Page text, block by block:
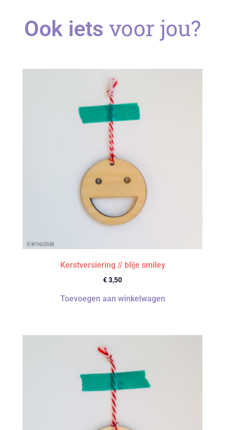
Ook iets voor jou?
Kerstversiering // blije smiley
€3,50
Toevoegen aan winkelwagen